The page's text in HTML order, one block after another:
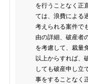
を行うことなく正
ては、浪費による
考えられる案件で
由の詳細、破産者
を考慮して、裁量
以上からすれば、
しても破産申し立
事をすることなく